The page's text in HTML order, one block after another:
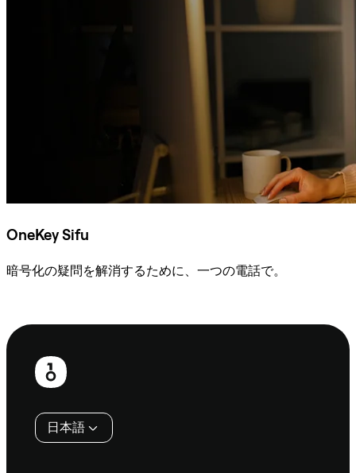
OneKey Sifu
暗号化の疑問を解消するために、一つの電話で。
フ
日本語